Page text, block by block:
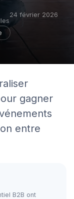
24 février 2026
gagner
entre
B2B ont